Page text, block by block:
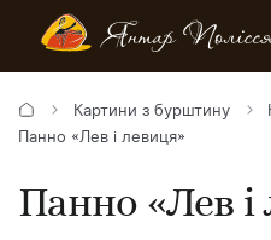
Картини з бурштину
Панно «Лев і левиця»
Панно «Лев і